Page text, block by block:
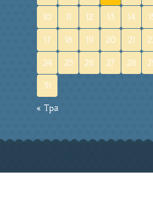
« Тра
10 11 12 13 14
17 18 19 20 21
24 25 26 27 28
31